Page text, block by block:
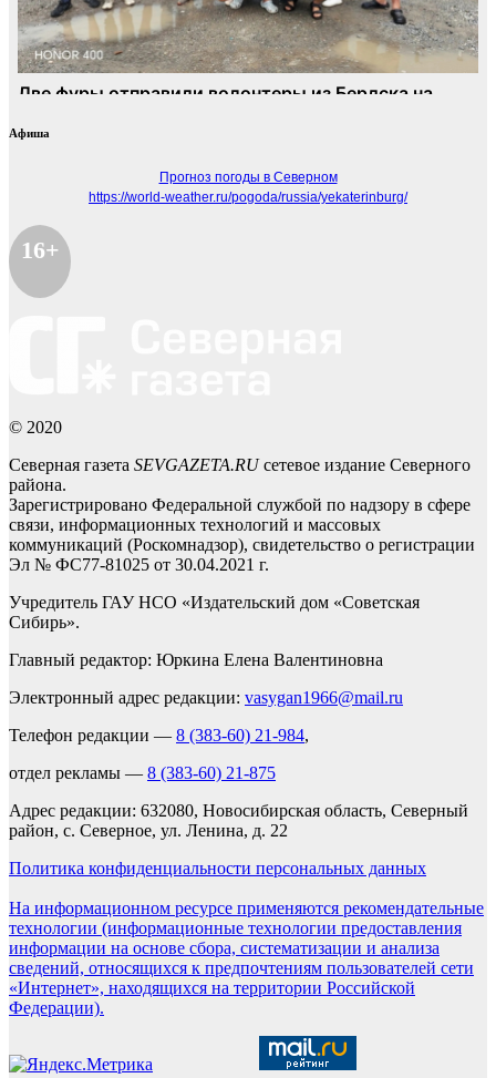
Афиша
Прогноз погоды в Северном
https://world-weather.ru/pogoda/russia/yekaterinburg/
16+
© 2020
Северная газета SEVGAZETA.RUсетевое издание Северного
района.
Зарегистрировано Федеральной службой по надзору в сфере
связи, информационных технологий и массовых
коммуникаций (Роскомнадзор), свидетельство о регистрации
Эл № ФС77-81025 от 30.04.2021 г.
Учредитель ГАУ НСО «Издательский дом «Советская
Сибирь».
Главный редактор: Юркина Елена Валентиновна
Электронный адрес редакции: vasygan1966@mail.ru
Телефон редакции — 8 (383-60) 21-984,
отдел рекламы — 8 (383-60) 21-875
Адрес редакции: 632080, Новосибирская область, Северный
район, с. Северное, ул. Ленина, д. 22
Политика конфиденциальности персональных данных
На информационном ресурсе применяются рекомендательные
технологии (информационные технологии предоставления
информации на основе сбора, систематизации и анализа
сведений, относящихся к предпочтениям пользователей сети
«Интернет», находящихся на территории Российской
Федерации).